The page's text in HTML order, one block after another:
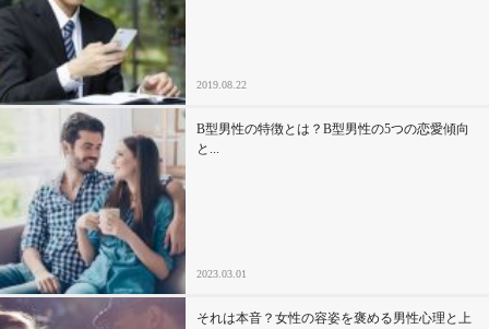
セックスライフ
不倫・だめ男
心の処方箋
カルチャー・トレンド・芸能
驚き
2019.08.22
B型男性の特徴とは？B型男性の5つの恋愛傾向
と...
2023.03.01
それは本音？女性の容姿を褒める男性心理と上